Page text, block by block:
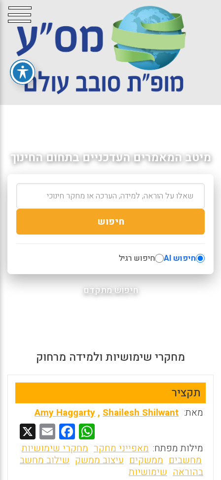
מיטב המאמרים העדכניים בתחום החינוך
חיפוש
חיפוש AI חיפוש רגיל
חיפוש מתקדם
מחקרי שימושיות ולמידה מרחוק
תקציר
מאת: Amy Haggarty,Shailesh Shilwant
W
h
at
F
a
ce
E
m
ai
מילות מפתח: מאפייני מחקר מחקרי שימושיות
מחשבים ממשקים עיצוב ממשק שילוב מחשב
בהוראה שימושיות